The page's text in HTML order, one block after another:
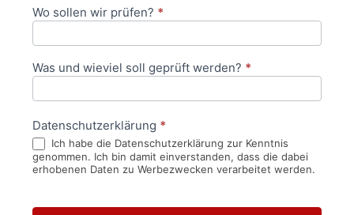
Wo sollen wir prüfen? *
Was und wieviel soll geprüft werden? *
Datenschutzerklärung *
Ich habe die Datenschutzerklärung zur Kenntnis
genommen. Ich bin damit einverstanden, dass die dabei
erhobenen Daten zu Werbezwecken verarbeitet werden.